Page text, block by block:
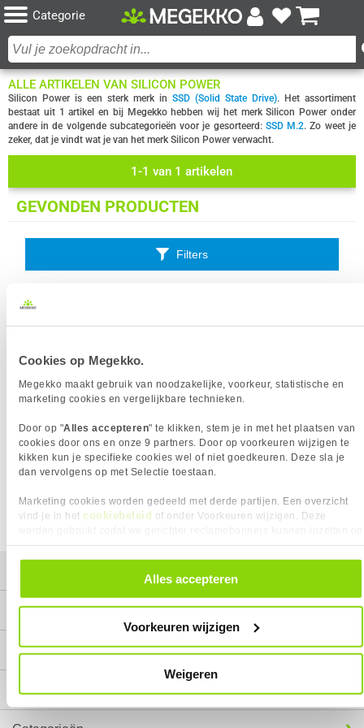
Cookies op Megekko.
Megekko maakt gebruik van noodzakelijke, voorkeur, statistische en
marketing cookies en vergelijkbare technieken.
Door op "Alles accepteren" te klikken, stem je in met het plaatsen van
cookies door ons en onze 9 partners. Door op voorkeuren wijzigen te
kikken kun je specifieke cookies wel of niet goedkeuren. Deze sla je
dan vervolgens op met Selectie toestaan.
Marketing cookies worden gedeeld met derde partijen. Een overzicht
vind je in het cookiebeleid of onder Voorkeuren wijzigen. Deze
alle cookies. Je kunt je gegeven toestemming altijd intrekken, dit doe je
door in de footer van onze website te klikken op ‘Cookievoorkeuren’
Alles accepteren
Voorkeuren wijzigen
Weigeren
Categorie
ALLE ARTIKELEN VAN SILICON POWER
Silicon Power is een sterk merk in SSD (Solid State Drive). Het assortiment
bestaat uit 1 artikel en bij Megekko hebben wij het merk Silicon Power onder
andere in de volgende subcategorieën voor je gesorteerd: SSD M.2. Zo weet je
zeker, dat je vindt wat je van het merk Silicon Power verwacht.
1-1 van 1 artikelen
GEVONDEN PRODUCTEN
Filters
Silicon Power SP128GBP34A608 Ace-A60 128GB M.2 SSD
Service
Contact
Megekko